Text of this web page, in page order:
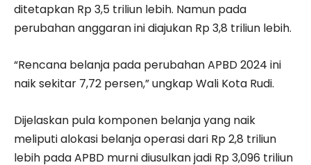
ditetapkan Rp 3,5 triliun lebih. Namun pada
perubahan anggaran ini diajukan Rp 3,8 triliun lebih.
“Rencana belanja pada perubahan APBD 2024 ini
naik sekitar 7,72 persen,” ungkap Wali Kota Rudi.
Dijelaskan pula komponen belanja yang naik
meliputi alokasi belanja operasi dari Rp 2,8 triliun
lebih pada APBD murni diusulkan jadi Rp 3,096 triliun